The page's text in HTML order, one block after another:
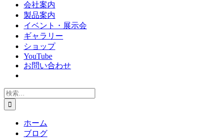
会社案内
製品案内
イベント・展示会
ギャラリー
ショップ
YouTube
お問い合わせ
検
索
…
ホーム
ブログ